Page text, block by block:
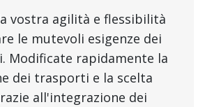
vostra agilità e flessibilità
le mutevoli esigenze dei
Modificate rapidamente la
dei trasporti e la scelta
all'integrazione dei